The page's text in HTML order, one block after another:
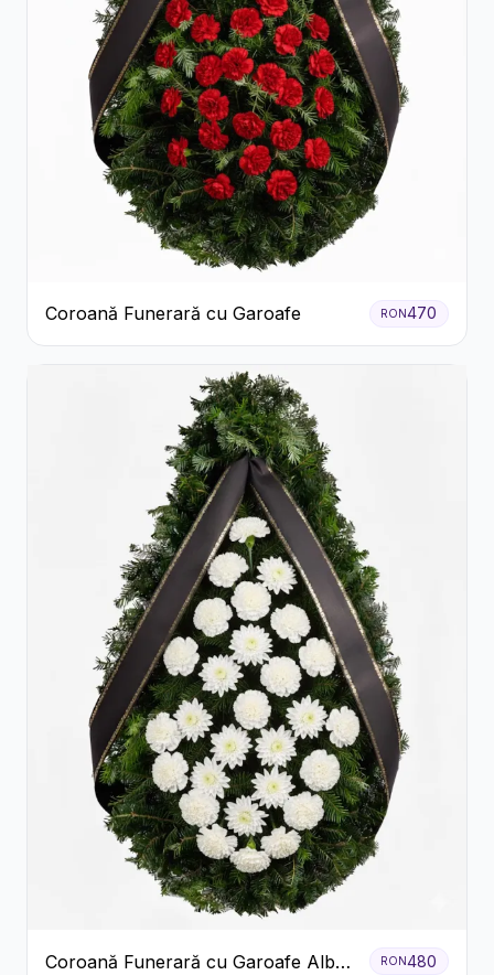
Coroană Funerară cu Garoafe RON470
Coroană Funerară cu Garoafe Albe
RON 480